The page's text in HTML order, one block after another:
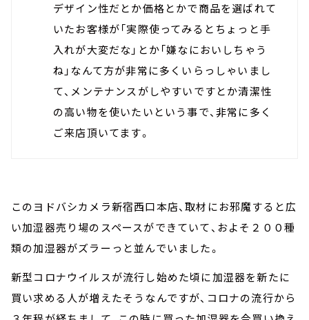
デザイン性だとか価格とかで商品を選ばれて
いたお客様が「実際使ってみるとちょっと手
入れが大変だな」とか「嫌なにおいしちゃう
ね」なんて方が非常に多くいらっしゃいまし
て、メンテナンスがしやすいですとか清潔性
の高い物を使いたいという事で、非常に多く
ご来店頂いてます。
このヨドバシカメラ新宿西口本店、取材にお邪魔すると広
い加湿器売り場のスペースができていて、およそ２００種
類の加湿器がズラーっと並んでいました。
新型コロナウイルスが流行し始めた頃に加湿器を新たに
買い求める人が増えたそうなんですが、コロナの流行から